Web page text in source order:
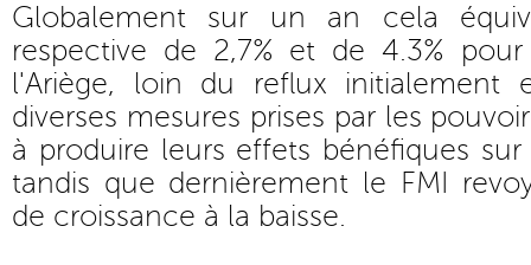
Globalement sur un an cela
respective de 2,7% et de 4.3%
l'Ariège, loin du reflux initialement
diverses mesures prises par les
à produire leurs effets bénéfiques
tandis que dernièrement le FMI
de croissance à la baisse.